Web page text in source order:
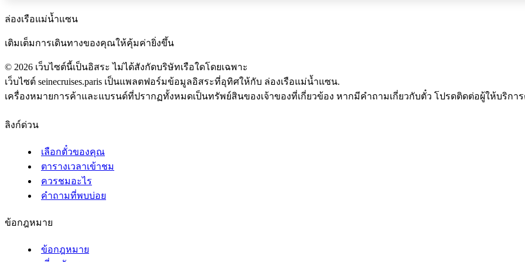
ล่องเรือแม่น้ำแซน
เติมเต็มการเดินทางของคุณให้คุ้มค่ายิ่งขึ้น
© 2026 เว็บไซต์นี้เป็นอิสระ ไม่ได้สังกัดบริษัทเรือใดโดยเฉพาะ
เว็บไซต์ seinecruises.paris เป็นแพลตฟอร์มข้อมูลอิสระที่อุทิศให้กับ ล่องเรือแม่น้ำแซน.
เครื่องหมายการค้าและแบรนด์ที่ปรากฏทั้งหมดเป็นทรัพย์สินของเจ้าของที่เกี่ยวข้อง หากมีคำถามเกี่ยวกับตั๋ว โปรดติดต่อผู้ให้บริการ
ลิงก์ด่วน
เลือกตั๋วของคุณ
ตารางเวลาเข้าชม
ควรชมอะไร
คำถามที่พบบ่อย
ข้อกฎหมาย
ข้อกฎหมาย